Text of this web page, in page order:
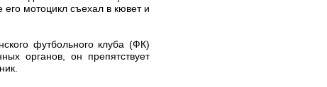
мотоцикл съехал в кювет и
футбольного клуба (ФК)
органов, он препятствует